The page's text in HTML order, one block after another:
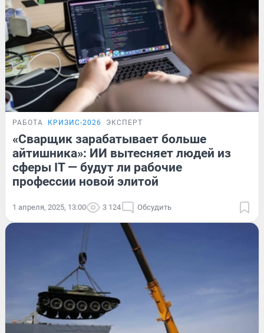
РАБОТА КРИЗИС-2026 ЭКСПЕРТ
«Сварщик зарабатывает больше
айтишника»: ИИ вытесняет людей из
сферы IT — будут ли рабочие
профессии новой элитой
1 апреля, 2025, 13:00 3 124 Обсудить